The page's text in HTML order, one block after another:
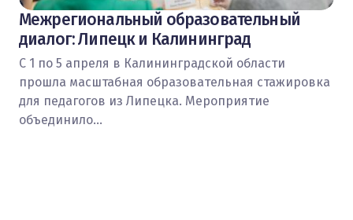
Межрегиональный образовательный
диалог: Липецк и Калининград
С 1 по 5 апреля в Калининградской области
прошла масштабная образовательная стажировка
для педагогов из Липецка. Мероприятие
объединило…